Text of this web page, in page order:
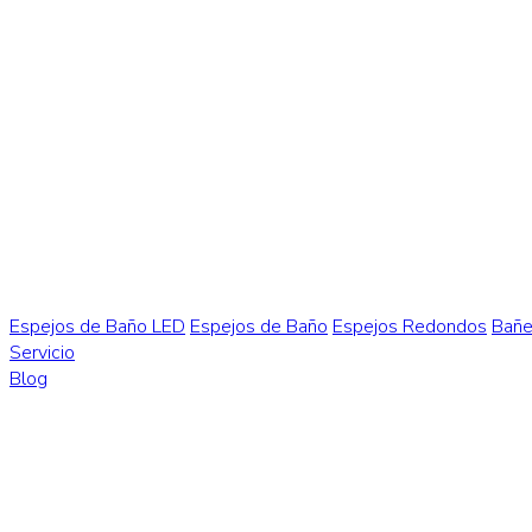
Espejos de Baño LED Espejos de Baño Espejos Redondos
Servicio
Blog